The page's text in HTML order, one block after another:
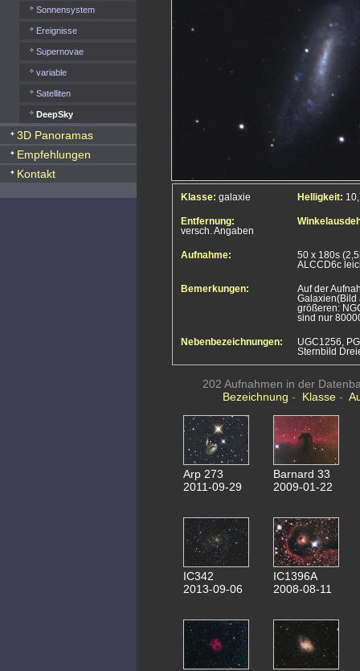
Sonnensystem
Ereignisse
Supernovae
variable
Satelliten
DeepSky
3D Panoramas
Empfehlungen
Kontakt
Klasse: galaxie Helligkeit:
Entfernung:
versch. Angaben
Aufnahme:
50 x 180s
ALCCD6c
Bemerkungen:
Auf der
Galaxien(Bild
größeren:
sind nur
Nebenbezeichnungen:
UGC1256,
Sternbild
202 Aufnahmen in der
Bezeichnung - Klasse -
Arp 273
2011-09-29
Barnard 33
2009-01-22
IC342
2013-09-06
IC1396A
2008-08-11